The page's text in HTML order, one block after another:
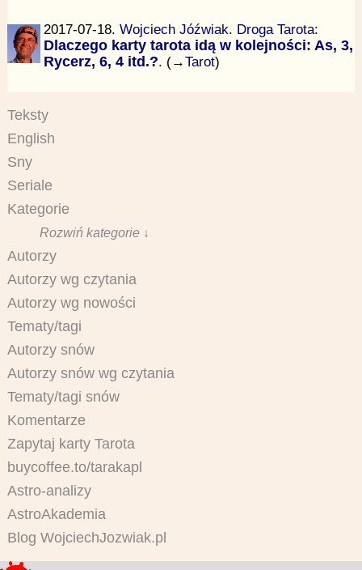
2017-07-18. Wojciech Jóźwiak. Droga Tarota:
Dlaczego karty tarota idą w kolejności: As, 3,
Rycerz, 6, 4 itd.?. (→Tarot)
Teksty
English
Sny
Seriale
Kategorie
Rozwiń kategorie ↓
Autorzy
Autorzy wg czytania
Autorzy wg nowości
Tematy/tagi
Autorzy snów
Autorzy snów wg czytania
Tematy/tagi snów
Komentarze
Zapytaj karty Tarota
buycoffee.to/tarakapl
Astro-analizy
AstroAkademia
Blog WojciechJozwiak.pl